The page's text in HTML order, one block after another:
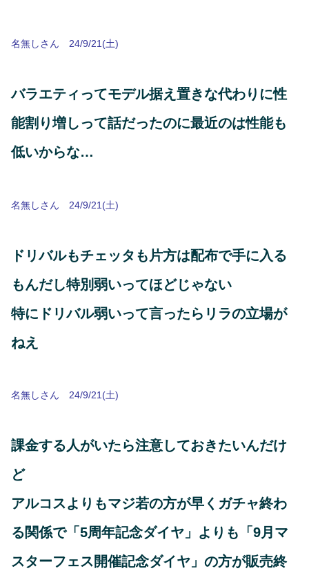
名無しさん 24/9/21(土)
バラエティってモデル据え置きな代わりに性
能割り増しって話だったのに最近のは性能も
低いからな…
名無しさん 24/9/21(土)
ドリバルもチェッタも片方は配布で手に入る
もんだし特別弱いってほどじゃない
特にドリバル弱いって言ったらリラの立場が
ねえ
名無しさん 24/9/21(土)
課金する人がいたら注意しておきたいんだけ
ど
アルコスよりもマジ若の方が早くガチャ終わ
る関係で「5周年記念ダイヤ」よりも「9月マ
スターフェス開催記念ダイヤ」の方が販売終